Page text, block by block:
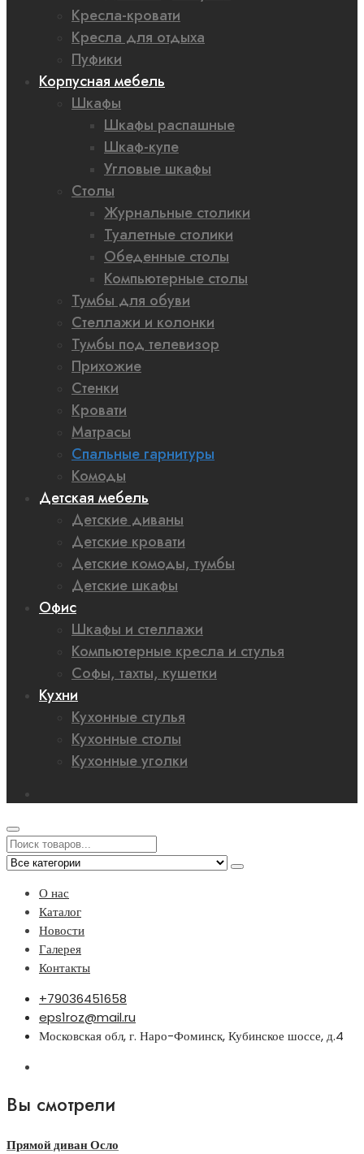
Кресла-кровати
Кресла для отдыха
Пуфики
Корпусная мебель
Шкафы
Шкафы распашные
Шкаф-купе
Угловые шкафы
Столы
Журнальные столики
Туалетные столики
Обеденные столы
Компьютерные столы
Тумбы для обуви
Стеллажи и колонки
Тумбы под телевизор
Прихожие
Стенки
Кровати
Матрасы
Спальные гарнитуры
Комоды
Детская мебель
Детские диваны
Детские кровати
Детские комоды, тумбы
Детские шкафы
Офис
Шкафы и стеллажи
Компьютерные кресла и стулья
Софы, тахты, кушетки
Кухни
Кухонные стулья
Кухонные столы
Кухонные уголки
О нас
Каталог
Новости
Галерея
Контакты
+79036451658
eps1roz@mail.ru
Московская обл, г. Наро-Фоминск, Кубинское шоссе, д.4
Вы смотрели
Прямой диван Осло